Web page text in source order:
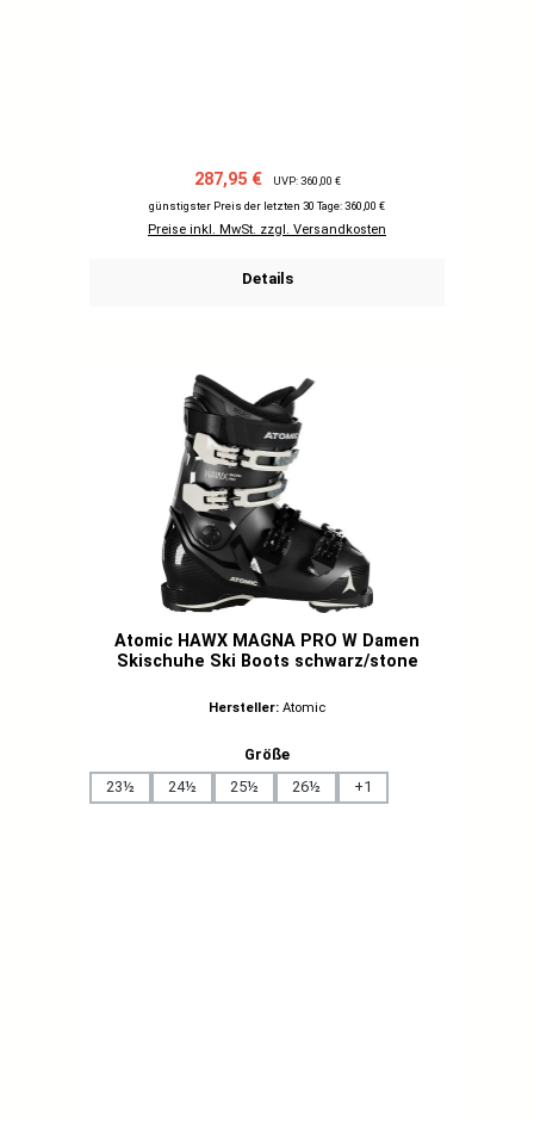
Verkaufspreis:
287,95 € Regulärer Preis:
UVP: 360,00 €
günstigster Preis der letzten 30 Tage: 360,00 €
Preise inkl. MwSt. zzgl. Versandkosten
Details
Atomic HAWX MAGNA PRO W Damen
Skischuhe Ski Boots schwarz/stone
Hersteller: Atomic
Größeauswählen
23½
24½ 25½ 26½ +1